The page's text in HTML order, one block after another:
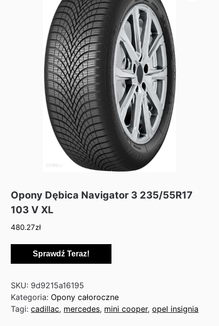
Opony Dębica Navigator 3 235/55R17
103 V XL
480.27zł
Sprawdź Teraz!
SKU: 9d9215a16195
Kategoria: Opony całoroczne
Tagi:cadillac, mercedes, mini cooper,opel insignia